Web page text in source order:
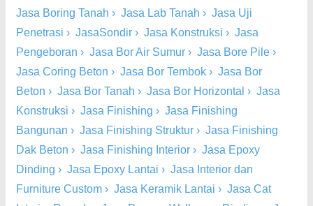
Jasa Boring Tanah › Jasa Lab Tanah › Jasa Uji
Penetrasi › JasaSondir › Jasa Konstruksi › Jasa
Pengeboran › Jasa Bor Air Sumur › Jasa Bore Pile ›
Jasa Coring Beton › Jasa Bor Tembok › Jasa Bor
Beton › Jasa Bor Tanah › Jasa Bor Horizontal › Jasa
Konstruksi › Jasa Finishing › Jasa Finishing
Bangunan › Jasa Finishing Struktur › Jasa Finishing
Dak Beton › Jasa Finishing Interior › Jasa Epoxy
Dinding › Jasa Epoxy Lantai › Jasa Interior dan
Furniture Custom › Jasa Keramik Lantai › Jasa Cat